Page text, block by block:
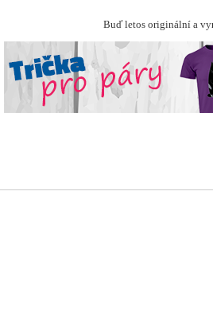
Buď letos originální a